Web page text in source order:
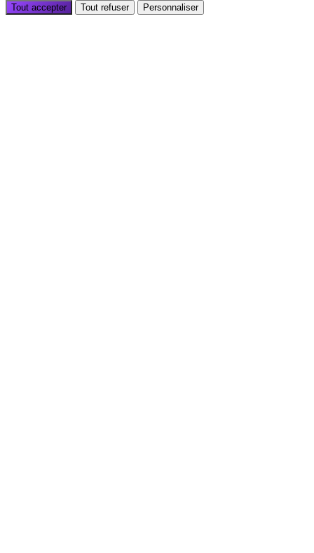
Tout accepter Tout refuser Personnaliser